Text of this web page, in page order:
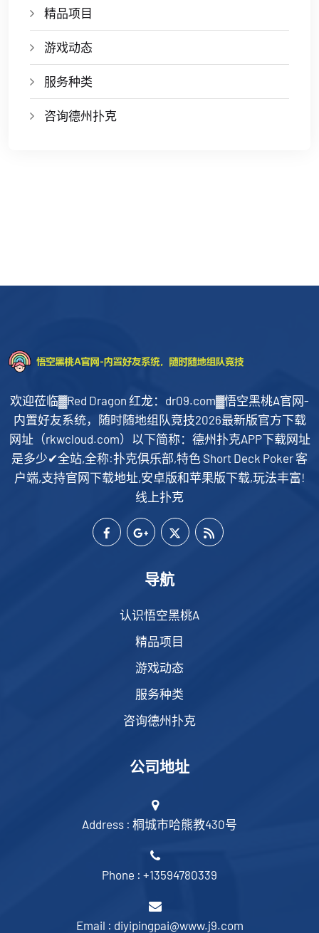
精品项目
游戏动态
服务种类
咨询德州扑克
欢迎莅临▓Red Dragon 红龙：dr09.com▓悟空黑桃A官网-
内置好友系统，随时随地组队竞技2026最新版官方下载
网址（rkwcloud.com）以下简称：德州扑克APP下载网址
是多少✔全站,全称:扑克俱乐部,特色 Short Deck Poker 客
户端,支持官网下载地址,安卓版和苹果版下载,玩法丰富!
线上扑克
导航
认识悟空黑桃A
精品项目
游戏动态
服务种类
咨询德州扑克
公司地址
Address : 桐城市哈熊教430号
Phone : +13594780339
Email : diyipingpai@www.j9.com